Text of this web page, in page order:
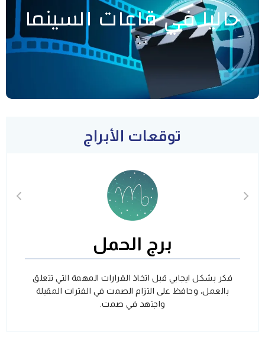
حاليا في قاعات السينما
توقعات الأبراج
برج الحمل
فكر بشكل ايجابي قبل اتخاذ القرارات المهمة التي تتعلق
بالعمل، وحافظ على التزام الصمت في الفترات المقبلة
واجتهد في صمت.